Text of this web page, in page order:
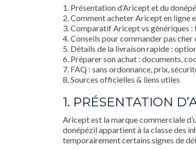
1. Présentation d’Aricept et du
2. Comment acheter Aricept en ligne
3. Comparatif Aricept vs génériques :
4. Conseils pour commander pas
5. Détails de la livraison rapide :
6. Préparer son achat : documents,
7. FAQ : sans ordonnance, prix,
8. Sources officielles & liens utiles
1. PRÉSENTATION
Aricept est la marque commerciale
donépézil appartient à la classe des
temporairement certains signes de